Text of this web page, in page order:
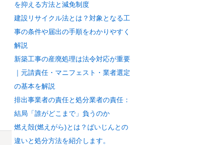
を抑える方法と減免制度
建設リサイクル法とは？対象となる工
事の条件や届出の手順をわかりやすく
解説
新築工事の産廃処理は法令対応が重要
｜元請責任・マニフェスト・業者選定
の基本を解説
排出事業者の責任と処分業者の責任：
結局「誰がどこまで」負うのか
燃え殻(燃えがら)とは？ばいじんとの
違いと処分方法を紹介します。